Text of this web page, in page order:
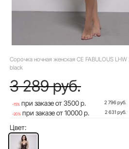
Сорочка ночная женская CE FABULOUS
black
3 289 руб.
-15% при заказе от 3500 р. 2 796 руб.
-20% при заказе от 10000 р. 2 631 руб.
Цвет: